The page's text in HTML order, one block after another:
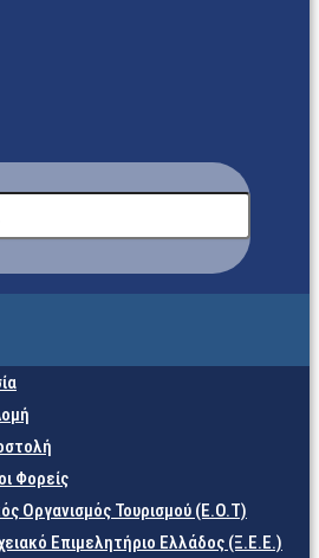
Φορείς
Οργανισμός Τουρισμού (Ε.Ο.Τ)
Επιμελητήριο Ελλάδος (Ξ.Ε.Ε.)